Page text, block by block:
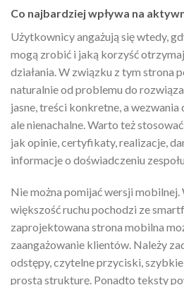
Co najbardziej wpływa na
Użytkownicy angażują się wtedy,
mogą zrobić i jaką korzyść
działania. W związku z tym strona
naturalnie od problemu do
jasne, treści konkretne, a wezwania
ale nienachalne. Warto też
jak opinie, certyfikaty, realizacje,
informacje o doświadczeniu zespołu.
Nie można pomijać wersji mobilnej.
większość ruchu pochodzi ze
zaprojektowana strona mobilna
zaangażowanie klientów. Należy
odstępy, czytelne przyciski,
prostą strukturę. Ponadto teksty